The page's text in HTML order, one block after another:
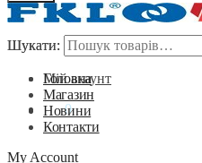
Шукати:
Мій акаунт
0₴ 0
Шукати:
Головна
Магазин
Новини
Контакти
My Account